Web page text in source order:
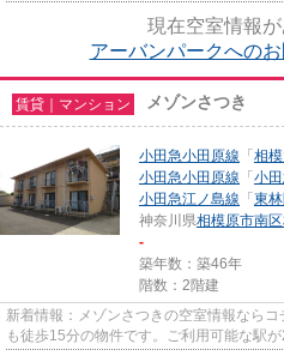
現在空室情報が
アーバンパークへの
賃貸｜マンション メゾンさつき
小田急小田原線 「 相
小田急小田原線 「 小
小田急江ノ島線 「 東
神奈川県相模原市南区
-
築年数：築46年
階数：2階建
新着情報：メゾンさつきの空室情報なら
も徒歩15分の物件です。ご利用可能な駅